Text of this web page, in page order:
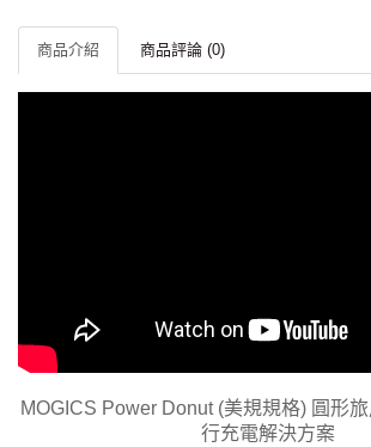
商品介紹 商品評論 (0)
MOGICS Power Donut (美規規格) 圓形
行充電解決方案